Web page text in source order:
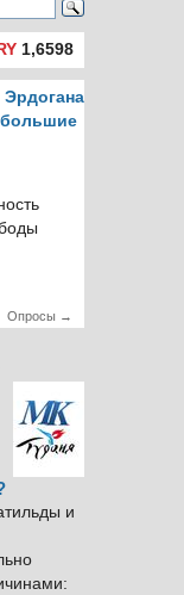
1,6598
Эрдогана
Опросы →
и